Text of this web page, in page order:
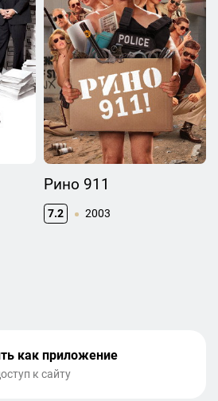
Рино 911
7.2 2003
как приложение
к сайту